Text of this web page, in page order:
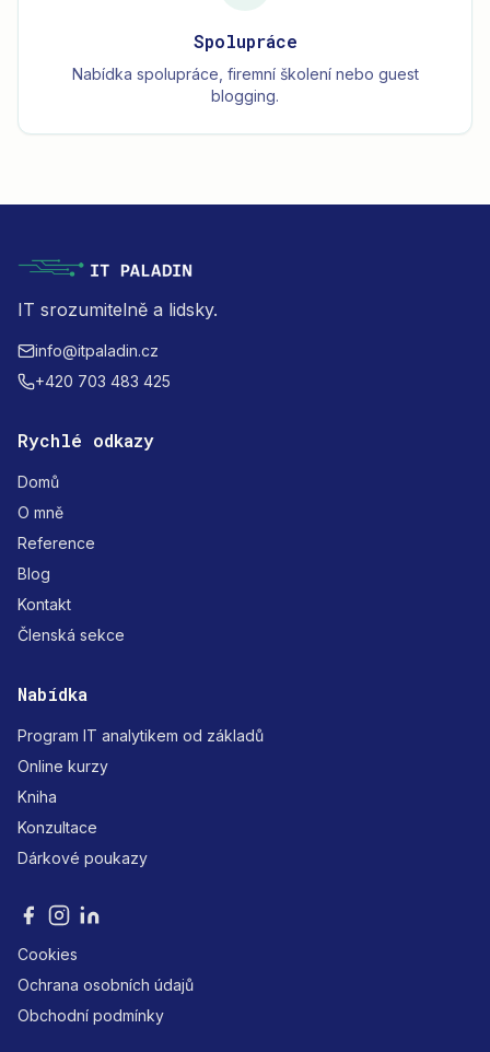
Spolupráce
Nabídka spolupráce, firemní školení nebo guest
blogging.
IT srozumitelně a lidsky.
info@itpaladin.cz
+420 703 483 425
Rychlé odkazy
Domů
O mně
Reference
Blog
Kontakt
Členská sekce
Nabídka
Program IT analytikem od základů
Online kurzy
Kniha
Konzultace
Dárkové poukazy
Cookies
Ochrana osobních údajů
Obchodní podmínky